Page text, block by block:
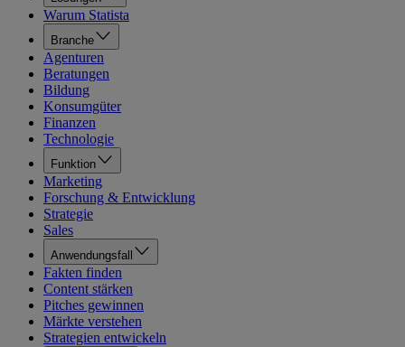
Warum Statista
Branche
Agenturen
Beratungen
Bildung
Konsumgüter
Finanzen
Technologie
Funktion
Marketing
Forschung & Entwicklung
Strategie
Sales
Anwendungsfall
Fakten finden
Content stärken
Pitches gewinnen
Märkte verstehen
Strategien entwickeln